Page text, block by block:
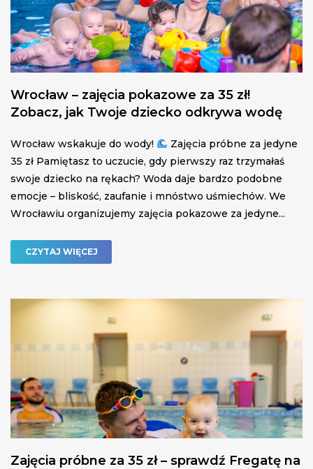
Wrocław – zajęcia pokazowe za 35 zł!
Zobacz, jak Twoje dziecko odkrywa wodę
Wrocław wskakuje do wody!
Zajęcia próbne za jedyne
35 zł Pamiętasz to uczucie, gdy pierwszy raz trzymałaś
swoje dziecko na rękach? Woda daje bardzo podobne
emocje – bliskość, zaufanie i mnóstwo uśmiechów. We
Wrocławiu organizujemy zajęcia pokazowe za jedyne...
CZYTAJ WIĘCEJ
Zajęcia próbne za 35 zł – sprawdź Fregatę na